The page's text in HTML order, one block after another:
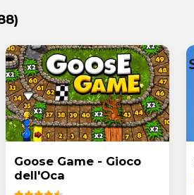
Goose Game - Gioco
dell'Oca